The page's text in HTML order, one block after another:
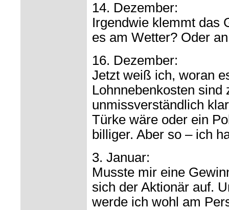
14. Dezember:
Irgendwie klemmt das
es am Wetter? Oder
16. Dezember:
Jetzt weiß ich, woran
Lohnnebenkosten
unmissverständlich
Türke wäre oder ein
billiger. Aber so – ich
3. Januar:
Musste mir eine
sich der Aktionär auf.
werde ich wohl am